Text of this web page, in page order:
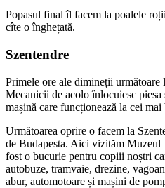
Popasul final îl facem la poalele
cîte o înghețată.
Szentendre
Primele ore ale dimineții următoare
Mecanicii de acolo înlocuiesc
mașină care funcționează la cei
Următoarea oprire o facem la
de Budapesta. Aici vizităm
fost o bucurie pentru copiii noștri
autobuze, tramvaie, drezine,
abur, automotoare și mașini de